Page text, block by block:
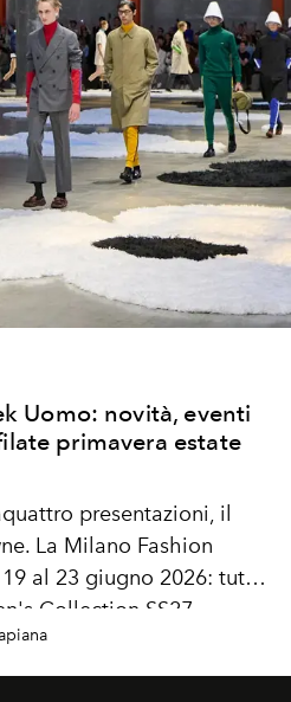
Uomo: novità, eventi
primavera estate
presentazioni, il
La Milano Fashion
al 23 giugno 2026: tutto
Collection SS27.